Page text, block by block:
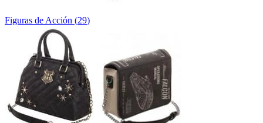
Figuras de Acción (29)